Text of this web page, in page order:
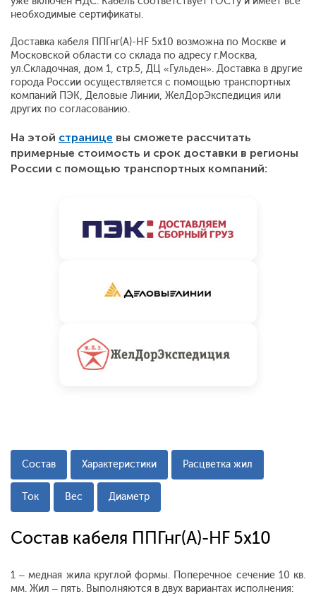
необходимые сертификаты.
Доставка кабеля ППГнг(А)-HF 5x10 возможна по Москве и
Московской области со склада по адресу г.Москва,
ул.Складочная, дом 1, стр.5, ДЦ «Гульден». Доставка в другие
города России осуществляется с помощью транспортных
компаний ПЭК, Деловые Линии, ЖелДорЭкспедиция или
других по согласованию.
На этой странице вы сможете рассчитать
примерные стоимость и срок доставки в регионы
России с помощью транспортных компаний:
Состав Характеристики Расцветка жил
Ток Вес Диаметр
Состав кабеля ППГнг(А)-HF 5x10
1 – медная жила круглой формы. Поперечное сечение 10 кв.
мм. Жил – пять. Выполняются в двух вариантах исполнения: